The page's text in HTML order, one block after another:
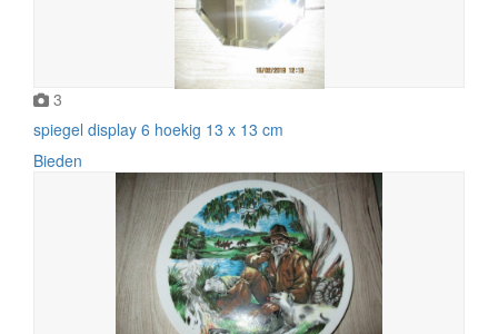
3
spiegel display 6 hoekig 13 x 13 cm
Bieden